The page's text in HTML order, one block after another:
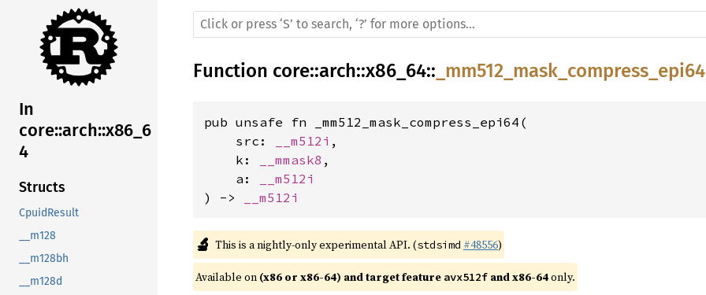
In
core::arch::x86_6
4
Structs
CpuidResult
__m128
__m128bh
__m128d
Function core::arch::x86_64:: _mm512_mask_compress_epi64
pub unsafe fn _mm512_mask_compress_epi64(
    src:
__m512i ,
    k:
__mmask8 ,
    a:
__m512i
) ->
__m512i
🔬 This is a nightly-only experimental API. (stdsimd #48556)
Available on (x86 or x86-64) and target feature avx512f and x86-64 only.